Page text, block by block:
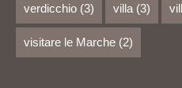
verdicchio (3) villa (3)
visitare le Marche (2)